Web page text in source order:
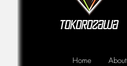
Home About